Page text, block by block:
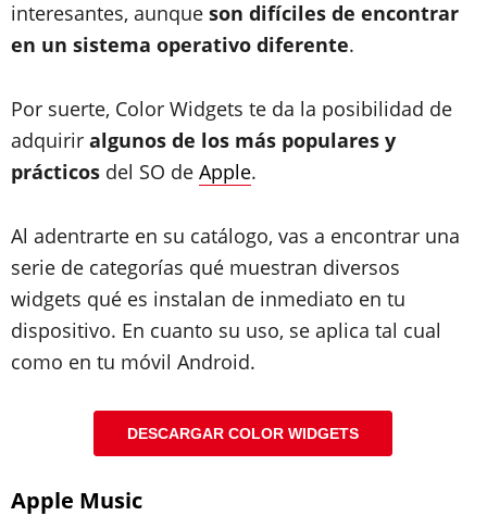
interesantes, aunque son difíciles de encontrar
en un sistema operativo diferente.
Por suerte, Color Widgets te da la posibilidad de
adquirir algunos de los más populares y
prácticos del SO de Apple.
Al adentrarte en su catálogo, vas a encontrar una
serie de categorías qué muestran diversos
widgets qué es instalan de inmediato en tu
dispositivo. En cuanto su uso, se aplica tal cual
como en tu móvil Android.
DESCARGAR COLOR WIDGETS
Apple Music